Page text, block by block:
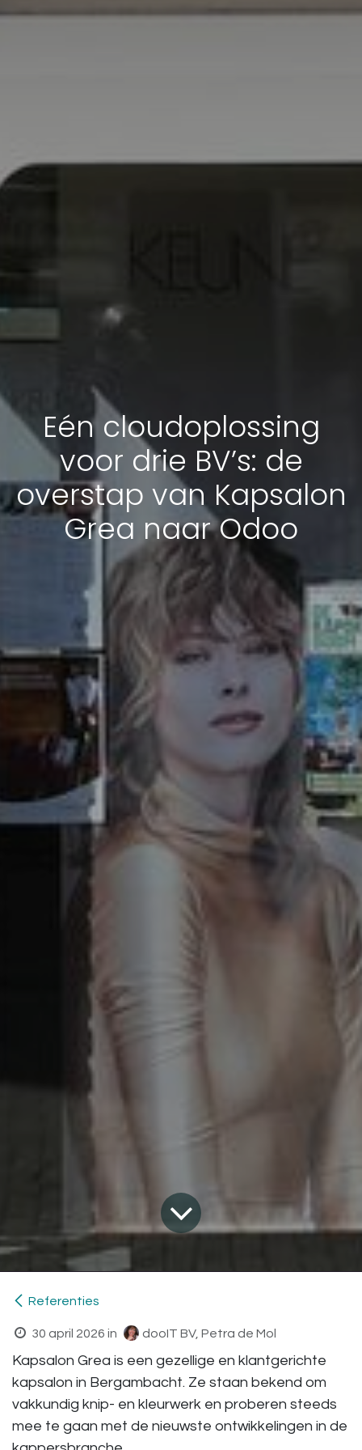
Eén cloudoplossing
voor drie BV’s: de
overstap van Kapsalon
Grea naar Odoo
Referenties
30 april 2026 in dooIT BV, Petra de Mol
Kapsalon Grea is een gezellige en klantgerichte
kapsalon in Bergambacht. Ze staan bekend om
vakkundig knip- en kleurwerk en proberen steeds
mee te gaan met de nieuwste ontwikkelingen in de